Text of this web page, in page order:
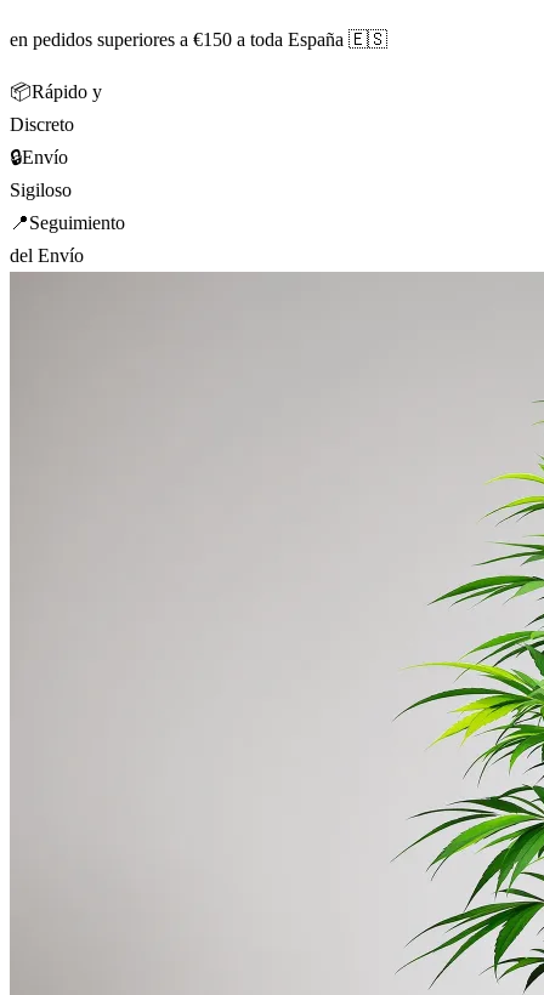
en pedidos superiores a €150 a toda España 🇪🇸
📦Rápido y
Discreto
🔒Envío
Sigiloso
📍Seguimiento
del Envío